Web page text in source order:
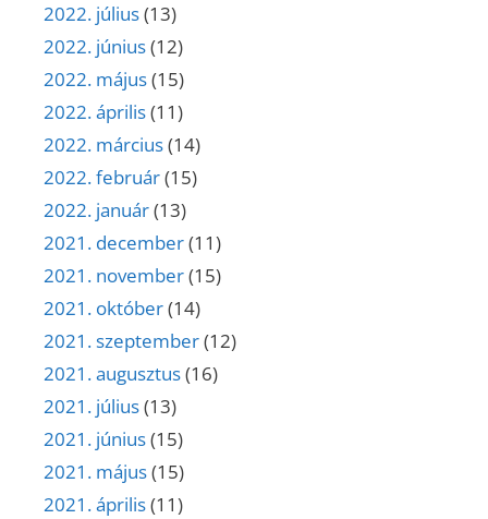
2022. július(13)
2022. június(12)
2022. május(15)
2022. április(11)
2022. március(14)
2022. február(15)
2022. január(13)
2021. december(11)
2021. november(15)
2021. október(14)
2021. szeptember(12)
2021. augusztus(16)
2021. július(13)
2021. június(15)
2021. május(15)
2021. április(11)